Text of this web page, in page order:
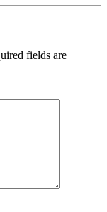
fields are